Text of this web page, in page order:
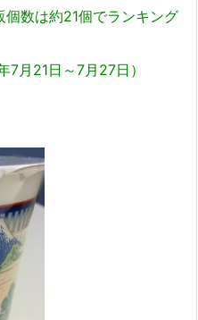
数は約21個でランキング
7月21日～7月27日）